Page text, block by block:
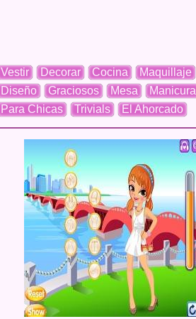
Vestir Decorar Cocina Maquillaje
Diseño
Graciosos Mesa Manicura
Para Chicas
Trivials El Ahorcado